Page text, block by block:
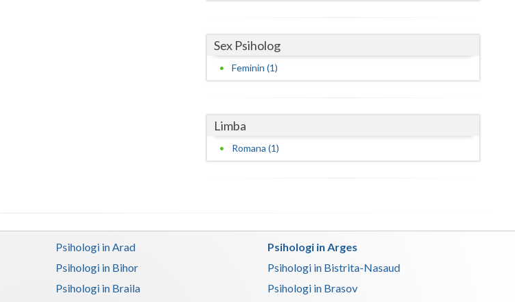
Sex Psiholog
Feminin (1)
Limba
Romana (1)
Psihologi in Arad
Psihologi in Arges
Psihologi in Bihor
Psihologi in Bistrita-Nasaud
Psihologi in Braila Psihologi in Brasov